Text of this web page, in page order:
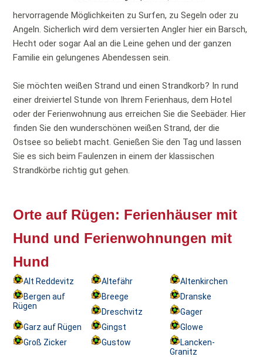
hervorragende Möglichkeiten zu Surfen, zu Segeln oder zu
Angeln. Sicherlich wird dem versierten Angler hier ein Barsch,
Hecht oder sogar Aal an die Leine gehen und der ganzen
Familie ein gelungenes Abendessen sein.
Sie möchten weißen Strand und einen Strandkorb? In rund
einer dreiviertel Stunde von Ihrem Ferienhaus, dem Hotel
oder der Ferienwohnung aus erreichen Sie die Seebäder. Hier
finden Sie den wunderschönen weißen Strand, der die
Ostsee so beliebt macht. Genießen Sie den Tag und lassen
Sie es sich beim Faulenzen in einem der klassischen
Strandkörbe richtig gut gehen.
Orte auf Rügen: Ferienhäuser mit
Hund und Ferienwohnungen mit
Hund
Alt Reddevitz Altefähr
Altenkirchen
Bergen auf
Rügen
Breege
Dranske
Dreschvitz
Gager
Garz auf Rügen
Gingst
Glowe
Groß Zicker
Gustow
Lancken-
Granitz